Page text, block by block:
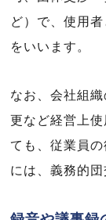
ど）で、使用
をいいます。
なお、会社組
更など経営上
ても、従業員
には、義務的団